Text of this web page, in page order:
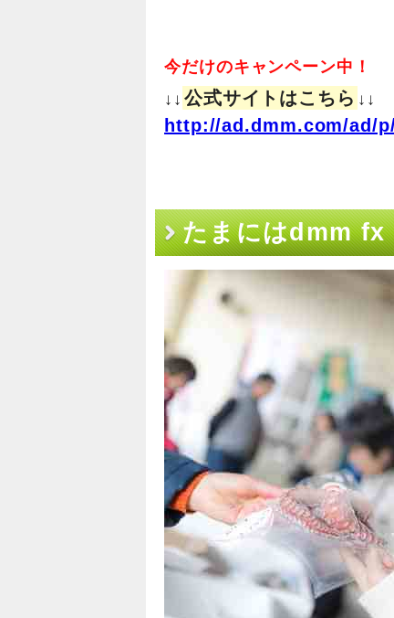
今だけのキャンペーン中！
↓↓ 公式サイトはこちら ↓↓
http://ad.dmm.com/ad/
たまにはdmm fx